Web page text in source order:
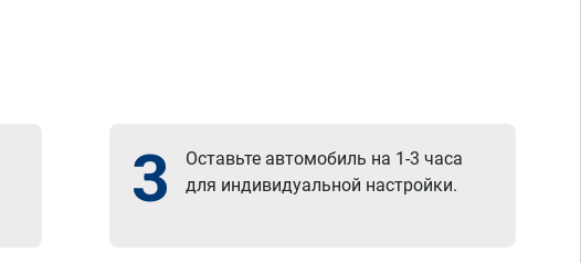
3
Оставьте автомобиль на 1-3 часа
для индивидуальной настройки.